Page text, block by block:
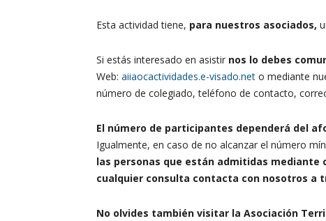
Esta actividad tiene, para nuestros asociados,
Si estás interesado en asistir nos lo debes
Web: aiiaocactividades.e-visado.net o mediante
número de colegiado, teléfono de contacto,
El número de participantes dependerá del
Igualmente, en caso de no alcanzar el número
las personas que están admitidas mediante
cualquier consulta contacta con nosotros a
No olvides también visitar la Asociación